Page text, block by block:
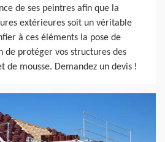
de ses peintres afin que la
extérieures soit un véritable
à ces éléments la pose de
de protéger vos structures des
de mousse. Demandez un devis !